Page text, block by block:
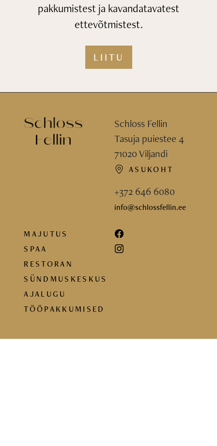
pakkumistest ja kavandatavatest
ettevõtmistest.
LIITU
Schloss Fellin
Tasuja puiestee 4
71020 Viljandi
ASUKOHT
+372 646 6080
info@schlossfellin.ee
MAJUTUS
SPAA
RESTORAN
SÜNDMUSKESKUS
AJALUGU
TÖÖPAKKUMISED